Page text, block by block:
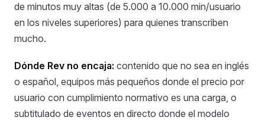
de minutos muy altas (de 5.000 a 10.000 min/usuario
en los niveles superiores) para quienes transcriben
mucho.
Dónde Rev no encaja: contenido que no sea en inglés
o español, equipos más pequeños donde el precio por
usuario con cumplimiento normativo es una carga, o
subtitulado de eventos en directo donde el modelo